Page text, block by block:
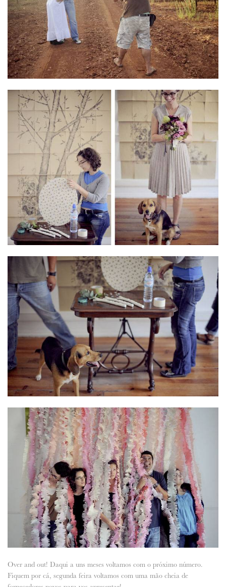
Over and out! Daqui a uns meses voltamos com o próximo número.
Fiquem por cá, segunda feira voltamos com uma mão cheia de